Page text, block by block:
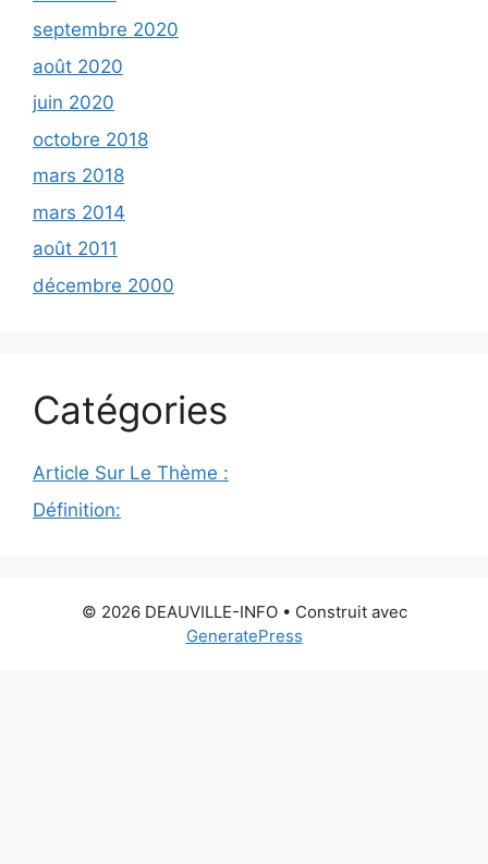
septembre 2020
août 2020
juin 2020
octobre 2018
mars 2018
mars 2014
août 2011
décembre 2000
Catégories
Article Sur Le Thème :
Définition:
© 2026 DEAUVILLE-INFO• Construit avec
GeneratePress